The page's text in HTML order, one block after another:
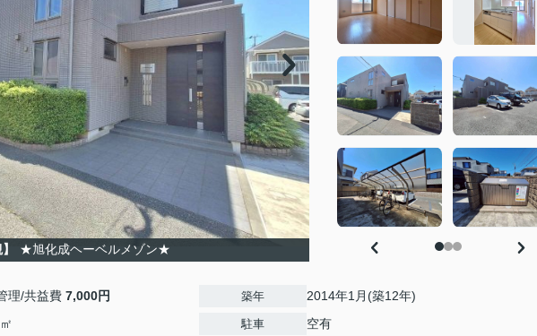
★旭化成ヘーベルメゾン★
理/共益費 7,000円 築年 2014年1月(築12年)
駐車 空有